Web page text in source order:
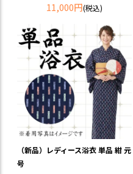
11,000円(税込)
（新品）レディース浴衣 単品 紺 元
号